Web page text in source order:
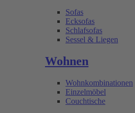
Sofas
Ecksofas
Schlafsofas
Sessel & Liegen
Wohnen
Wohnkombinationen
Einzelmöbel
Couchtische